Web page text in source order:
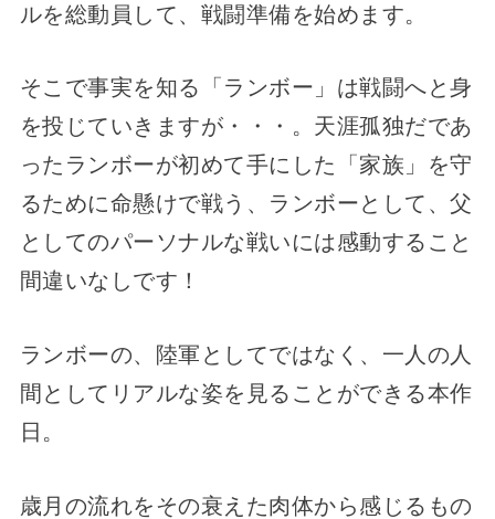
ルを総動員して、戦闘準備を始めます。
そこで事実を知る「ランボー」は戦闘へと身
を投じていきますが・・・。天涯孤独だであ
ったランボーが初めて手にした「家族」を守
るために命懸けで戦う、ランボーとして、父
としてのパーソナルな戦いには感動すること
間違いなしです！
ランボーの、陸軍としてではなく、一人の人
間としてリアルな姿を見ることができる本作
日。
歳月の流れをその衰えた肉体から感じるもの